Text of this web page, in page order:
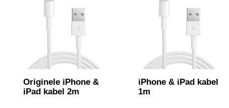
Originele iPhone &
iPad kabel 2m
iPhone & iPad kabel
1m